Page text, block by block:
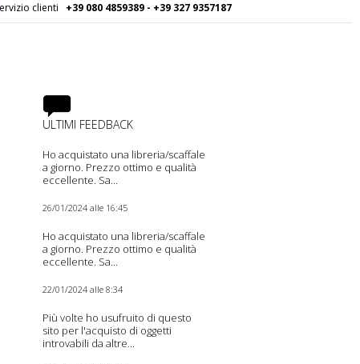
clienti +39 080 4859389 - +39 327 9357187
ULTIMI FEEDBACK
Ho acquistato una libreria/scaffale
a giorno. Prezzo ottimo e qualità
eccellente. Sa...
26/01/2024 alle 16:45
Ho acquistato una libreria/scaffale
a giorno. Prezzo ottimo e qualità
eccellente. Sa...
22/01/2024 alle 8:34
Più volte ho usufruito di questo
sito per l'acquisto di oggetti
introvabili da altre...